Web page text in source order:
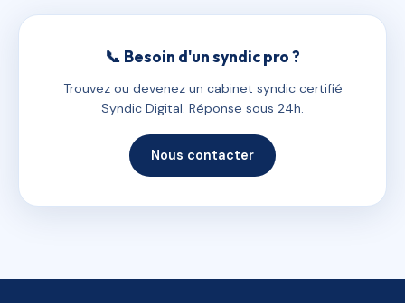
📞 Besoin d'un syndic pro ?
Trouvez ou devenez un cabinet syndic certifié
Syndic Digital. Réponse sous 24h.
Nous contacter